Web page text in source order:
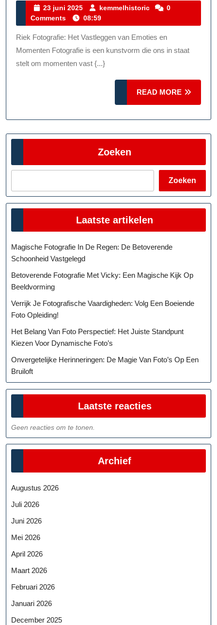
Vastgelegd
Door
Riek
Fotografie
23 juni 2025
23
juni
2025
kemmelhistoric kemmelhistoric
0
Comments
08:59
Riek Fotografie: Het Vastleggen van Emoties en
Momenten Fotografie is een kunstvorm die ons in staat
stelt om momenten vast {...}
READ MORE
MORE
Zoeken
Zoeken
Laatste artikelen
Magische Fotografie In De Regen: De Betoverende
Schoonheid Vastgelegd
Betoverende Fotografie Met Vicky: Een Magische Kijk Op
Beeldvorming
Verrijk Je Fotografische Vaardigheden: Volg Een Boeiende
Foto Opleiding!
Het Belang Van Foto Perspectief: Het Juiste Standpunt
Kiezen Voor Dynamische Foto’s
Onvergetelijke Herinneringen: De Magie Van Foto’s Op Een
Bruiloft
Laatste reacties
Geen reacties om te tonen.
Archief
Augustus 2026
Juli 2026
Juni 2026
Mei 2026
April 2026
Maart 2026
Februari 2026
Januari 2026
December 2025